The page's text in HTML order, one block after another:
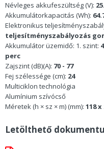
Névleges akkufeszültség (V):
Akkumulátorkapacitás (Wh):
Elektronikus
teljesítményszabályozás
Akkumulátor üzemidő: 1. szint:
perc
Zajszint (dB)(A): 70 - 77
Fej szélessége (cm): 24
Multiciklon technológia
Alumínium szívócső
Méretek (h × sz × m) (mm): 118 x
Letölthető